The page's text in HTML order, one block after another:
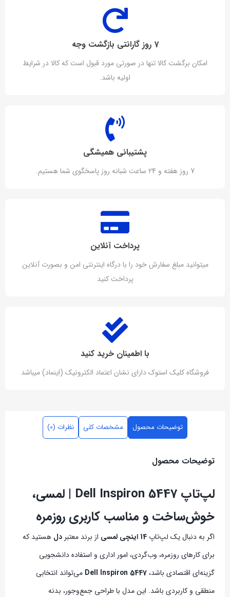
7 روز گارانتی بازگشت وجه
امکان برگشت کالا تنها در صورتی مورد قبول است که کالا در شرایط
اولیه باشد.
پشتیبانی همیشگی
7 روز هفته و 24 ساعت شبانه روز پاسخگوی شما هستیم.
پرداخت آنلاین
میتوانید مبلغ سفارش خود را با درگاه اینترنتی امن و بصورت آنلاین
پرداخت کنید
با اطمینان خرید کنید
فروشگاه کلیک استوک دارای نشان اعتماد الکترونیک (اینماد) میباشد
توضیحات محصول مشخصات کلی نظرات (0)
توضیحات محصول
لپ‌تاپ Dell Inspiron 5447 | لمسی،
خوش‌ساخت و مناسب کاربری روزمره
اگر به دنبال یک لپ‌تاپ 14 اینچی لمسی از برند معتبر دل هستید که
برای کارهای روزمره، وب‌گردی، امور اداری و استفاده دانشجویی
گزینه‌ای اقتصادی باشد،Dell Inspiron 5447 می‌تواند انتخابی
منطقی و کاربردی باشد. این مدل با طراحی جمع‌وجور، بدنه